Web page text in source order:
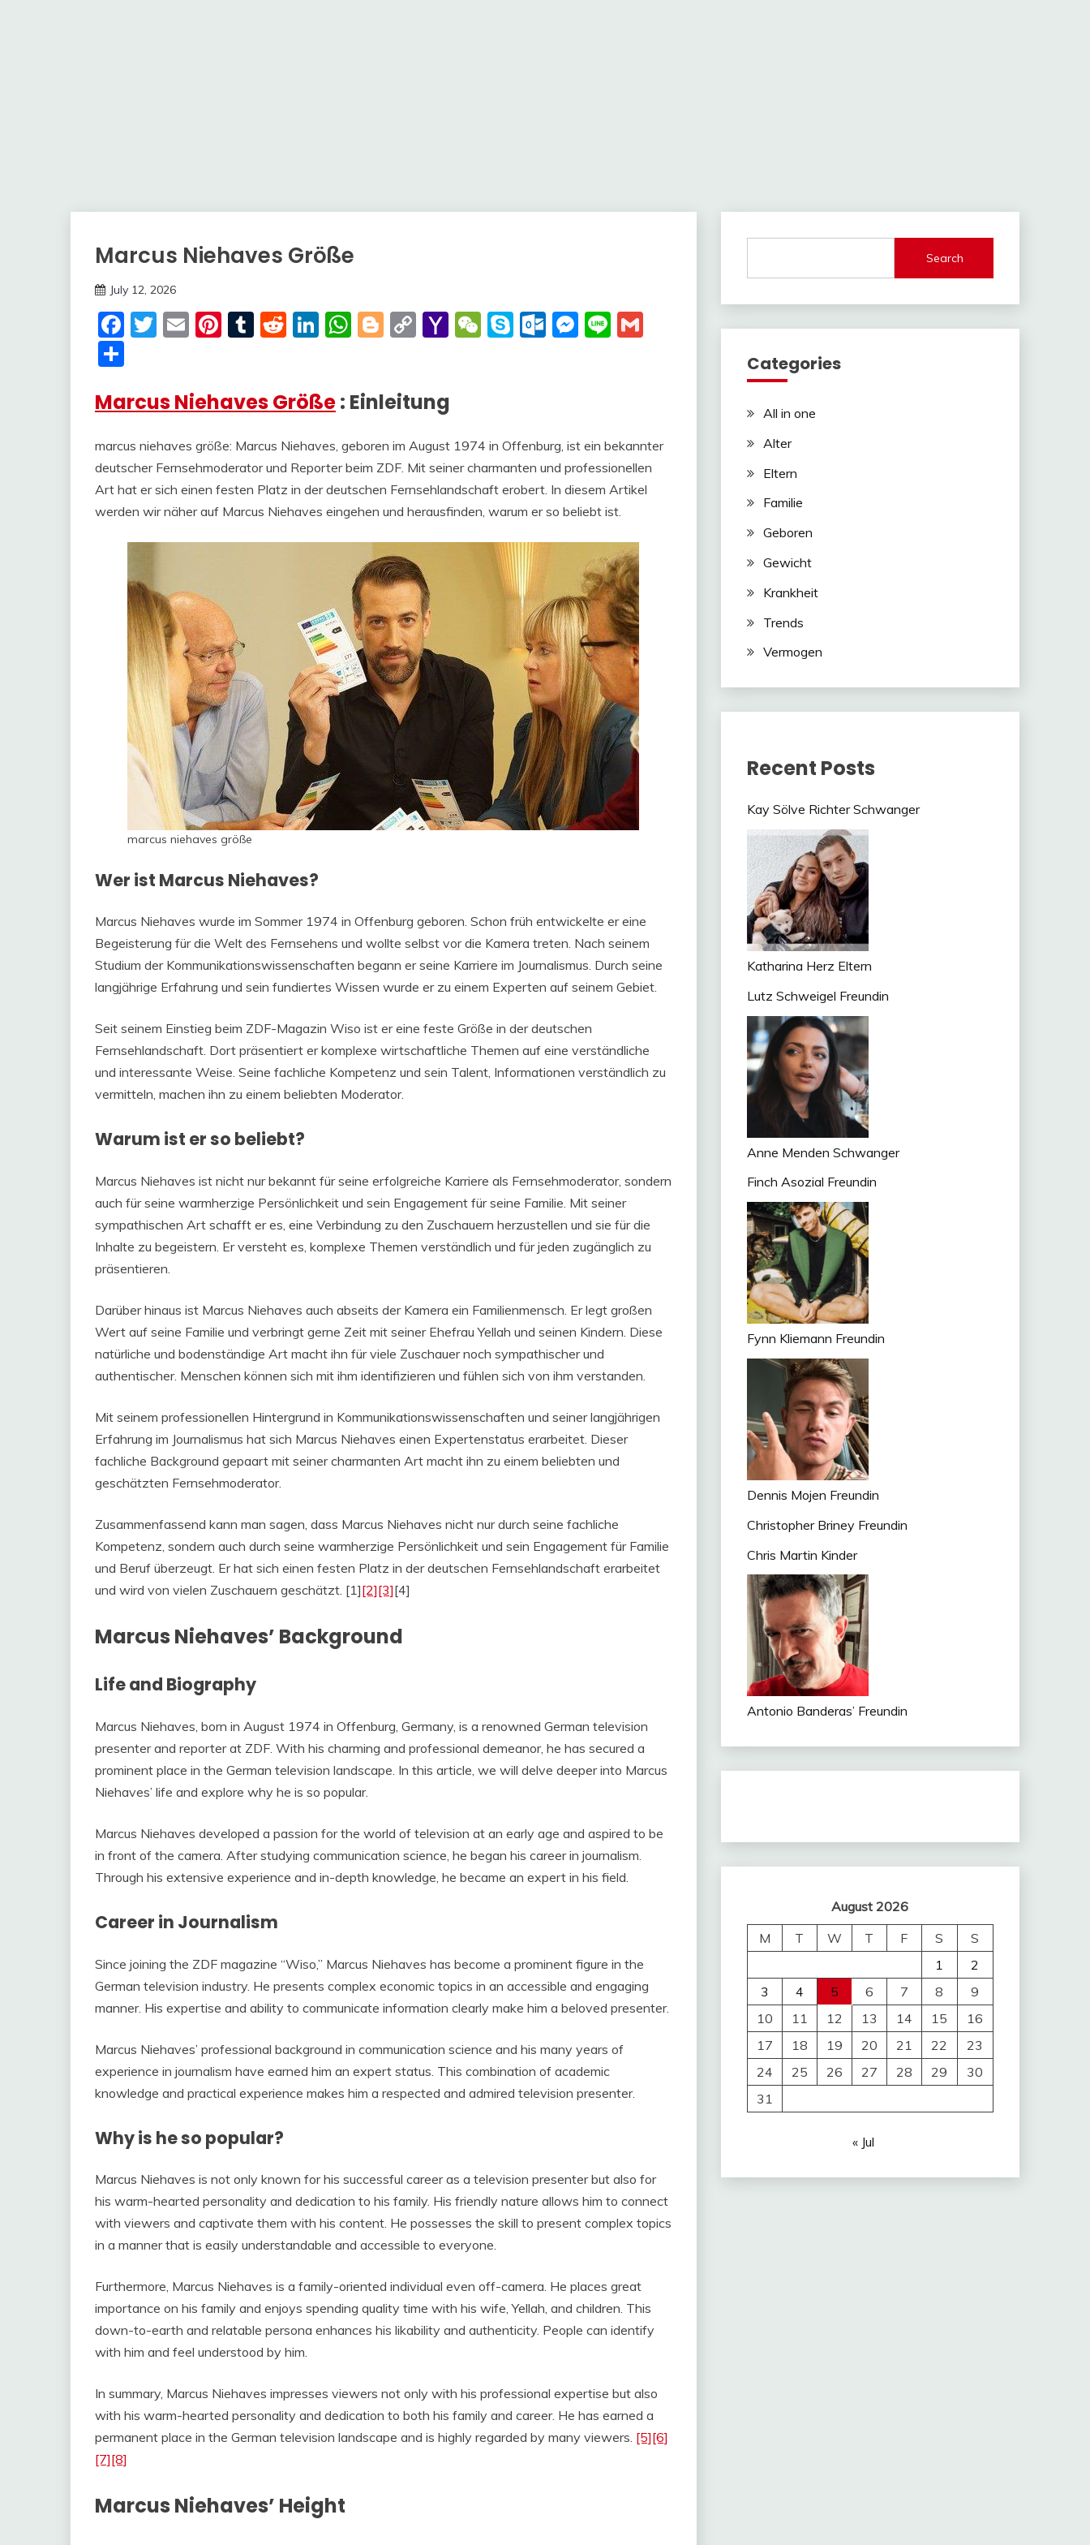
Trends
Marcus Niehaves Größe
July 12, 2026
Meme
Facebook
Twitter
EmailPinterest
Tumblr
Reddit
LinkedIn
WhatsApp
Blogger
CopyYahoo
WeChat
SkypeOutlook.com
Messenger
Line
Marcus Niehaves Größe: Einleitung
marcus niehaves größe: Marcus Niehaves, geboren im August 1974 in Offenburg, ist ein bekannter
deutscher Fernsehmoderator und Reporter beim ZDF. Mit seiner charmanten und professionellen
Art hat er sich einen festen Platz in der deutschen Fernsehlandschaft erobert. In diesem Artikel
werden wir näher auf Marcus Niehaves eingehen und herausfinden, warum er so beliebt ist.
marcus niehaves größe
Wer ist Marcus Niehaves?
Marcus Niehaves wurde im Sommer 1974 in Offenburg geboren. Schon früh entwickelte er eine
Begeisterung für die Welt des Fernsehens und wollte selbst vor die Kamera treten. Nach seinem
Studium der Kommunikationswissenschaften begann er seine Karriere im Journalismus. Durch seine
langjährige Erfahrung und sein fundiertes Wissen wurde er zu einem Experten auf seinem Gebiet.
Seit seinem Einstieg beim ZDF-Magazin Wiso ist er eine feste Größe in der deutschen
Fernsehlandschaft. Dort präsentiert er komplexe wirtschaftliche Themen auf eine verständliche
und interessante Weise. Seine fachliche Kompetenz und sein Talent, Informationen verständlich zu
vermitteln, machen ihn zu einem beliebten Moderator.
Warum ist er so beliebt?
Marcus Niehaves ist nicht nur bekannt für seine erfolgreiche Karriere als Fernsehmoderator, sondern
auch für seine warmherzige Persönlichkeit und sein Engagement für seine Familie. Mit seiner
sympathischen Art schafft er es, eine Verbindung zu den Zuschauern herzustellen und sie für die
Inhalte zu begeistern. Er versteht es, komplexe Themen verständlich und für jeden zugänglich zu
präsentieren.
Darüber hinaus ist Marcus Niehaves auch abseits der Kamera ein Familienmensch. Er legt großen
Wert auf seine Familie und verbringt gerne Zeit mit seiner Ehefrau Yellah und seinen Kindern. Diese
natürliche und bodenständige Art macht ihn für viele Zuschauer noch sympathischer und
authentischer. Menschen können sich mit ihm identifizieren und fühlen sich von ihm verstanden.
Mit seinem professionellen Hintergrund in Kommunikationswissenschaften und seiner langjährigen
Erfahrung im Journalismus hat sich Marcus Niehaves einen Expertenstatus erarbeitet. Dieser
fachliche Background gepaart mit seiner charmanten Art macht ihn zu einem beliebten und
geschätzten Fernsehmoderator.
Zusammenfassend kann man sagen, dass Marcus Niehaves nicht nur durch seine fachliche
Kompetenz, sondern auch durch seine warmherzige Persönlichkeit und sein Engagement für Familie
und Beruf überzeugt. Er hat sich einen festen Platz in der deutschen Fernsehlandschaft erarbeitet
und wird von vielen Zuschauern geschätzt. [1][2][3][4]
Marcus Niehaves’ Background
Life and Biography
Marcus Niehaves, born in August 1974 in Offenburg, Germany, is a renowned German television
presenter and reporter at ZDF. With his charming and professional demeanor, he has secured a
prominent place in the German television landscape. In this article, we will delve deeper into Marcus
Niehaves’ life and explore why he is so popular.
Marcus Niehaves developed a passion for the world of television at an early age and aspired to be
in front of the camera. After studying communication science, he began his career in journalism.
Through his extensive experience and in-depth knowledge, he became an expert in his field.
Career in Journalism
Since joining the ZDF magazine “Wiso,” Marcus Niehaves has become a prominent figure in the
German television industry. He presents complex economic topics in an accessible and engaging
manner. His expertise and ability to communicate information clearly make him a beloved presenter.
Marcus Niehaves’ professional background in communication science and his many years of
experience in journalism have earned him an expert status. This combination of academic
knowledge and practical experience makes him a respected and admired television presenter.
Why is he so popular?
Marcus Niehaves is not only known for his successful career as a television presenter but also for
his warm-hearted personality and dedication to his family. His friendly nature allows him to connect
with viewers and captivate them with his content. He possesses the skill to present complex topics
in a manner that is easily understandable and accessible to everyone.
Furthermore, Marcus Niehaves is a family-oriented individual even off-camera. He places great
importance on his family and enjoys spending quality time with his wife, Yellah, and children. This
down-to-earth and relatable persona enhances his likability and authenticity. People can identify
with him and feel understood by him.
In summary, Marcus Niehaves impresses viewers not only with his professional expertise but also
with his warm-hearted personality and dedication to both his family and career. He has earned a
permanent place in the German television landscape and is highly regarded by many viewers. [5][6]
[7][8]
Marcus Niehaves’ Height
Search
Categories
All in one
Alter
Eltern
Familie
Geboren
Gewicht
Krankheit
Trends
Vermogen
Recent Posts
Kay Sölve Richter Schwanger
Katharina Herz Eltern
Lutz Schweigel Freundin
Anne Menden Schwanger
Finch Asozial Freundin
Fynn Kliemann Freundin
Dennis Mojen Freundin
Christopher Briney Freundin
Chris Martin Kinder
Antonio Banderas’ Freundin
August 2026
M
T W T F S
S
1
2
3
4 5 6 7 8
9
10
11 12 13 14 15
16
17
18 19 20 21 22
23
24
25 26 27 28 29
30
31
« Jul